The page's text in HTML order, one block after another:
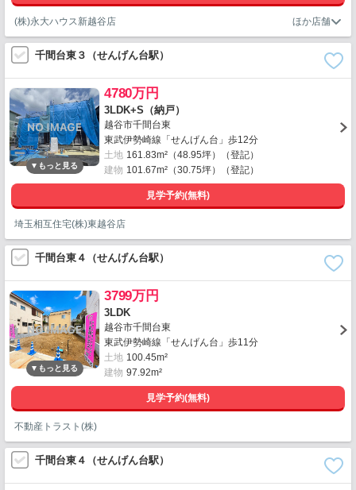
(株)永大ハウス新越谷店
千間台東３（せんげん台駅）
4780万円
3LDK+S（納戸）
越谷市千間台東
東武伊勢崎線「せんげん台」歩12分
土地 161.83m²（48.95坪）（登記）
建物 101.67m²（30.75坪）（登記）
見学予約(無料)
埼玉相互住宅(株)東越谷店
千間台東４（せんげん台駅）
3799万円
3LDK
越谷市千間台東
東武伊勢崎線「せんげん台」歩11分
土地 100.45m²
建物 97.92m²
見学予約(無料)
不動産トラスト(株)
千間台東４（せんげん台駅）